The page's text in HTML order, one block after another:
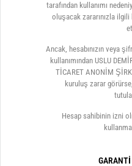
tarafından kullanımı
oluşacak zararınızla
Ancak, hesabınızın veya
kullanımından USLU
TİCARET ANONİM
kuruluş zarar
Hesap sahibinin izni
GARANTİ